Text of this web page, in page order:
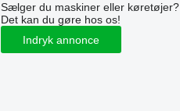
Sælger du maskiner eller køretøjer?
Det kan du gøre hos os!
Indryk annonce